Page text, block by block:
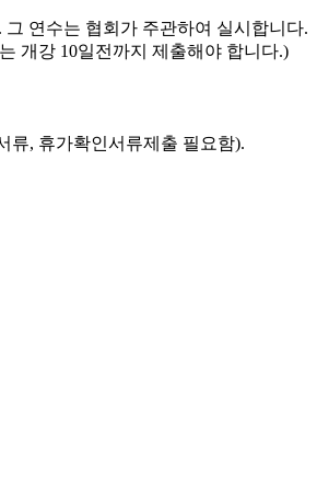
연수는 협회가 주관하여 실시합니다.
개강 10일전까지 제출해야 합니다.)
류, 휴가확인서류제출 필요함).